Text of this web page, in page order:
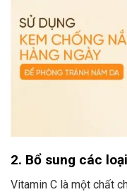
2. Bổ sung các
Vitamin C là một chất